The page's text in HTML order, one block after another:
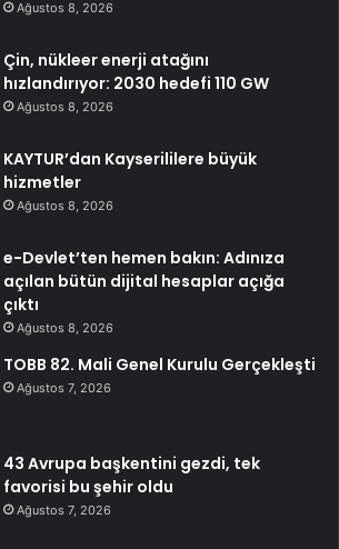
Ağustos 8, 2026
Çin, nükleer enerji atağını
hızlandırıyor: 2030 hedefi 110 GW
Ağustos 8, 2026
KAYTUR’dan Kayserililere büyük
hizmetler
Ağustos 8, 2026
e-Devlet’ten hemen bakın: Adınıza
açılan bütün dijital hesaplar açığa
çıktı
Ağustos 8, 2026
TOBB 82. Mali Genel Kurulu Gerçekleşti
Ağustos 7, 2026
43 Avrupa başkentini gezdi, tek
favorisi bu şehir oldu
Ağustos 7, 2026